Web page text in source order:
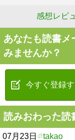
感想レビ
あなたも読書メ
みませんか？
今すぐ登録す
読みおわった読
07月23日 takao